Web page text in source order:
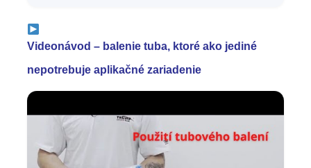
Videonávod – balenie tuba, ktoré ako jediné
nepotrebuje aplikačné zariadenie